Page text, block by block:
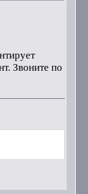
Звоните по